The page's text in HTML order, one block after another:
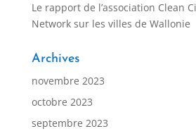
Le rapport de l’association Clean
Network sur les villes de Wallonie
Archives
novembre 2023
octobre 2023
septembre 2023